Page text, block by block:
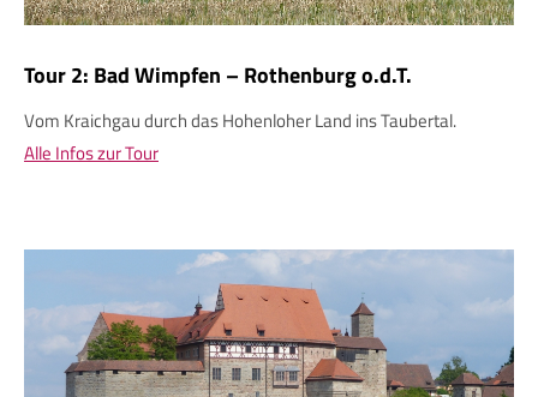
Tour 2: Bad Wimpfen – Rothenburg o.d.T.
Vom Kraichgau durch das Hohenloher Land ins Taubertal.
Alle Infos zur Tour